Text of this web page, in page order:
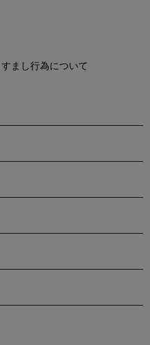
まし行為について